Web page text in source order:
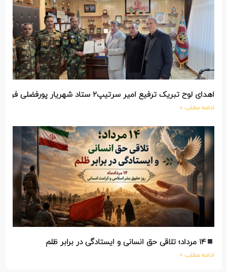
اهدای لوح تبریک ترفیع امیر سرتیپ۲ ستاد شهریار پورفضلی فرمانده تیپ ۳۶۴ شهید نصیرزاده نزاجا مستقر در مهاباد
ادامه مطلب »
۱۴ مرداد؛ تلاقی حق انسانی و ایستادگی در برابر ظلم
ادامه مطلب »